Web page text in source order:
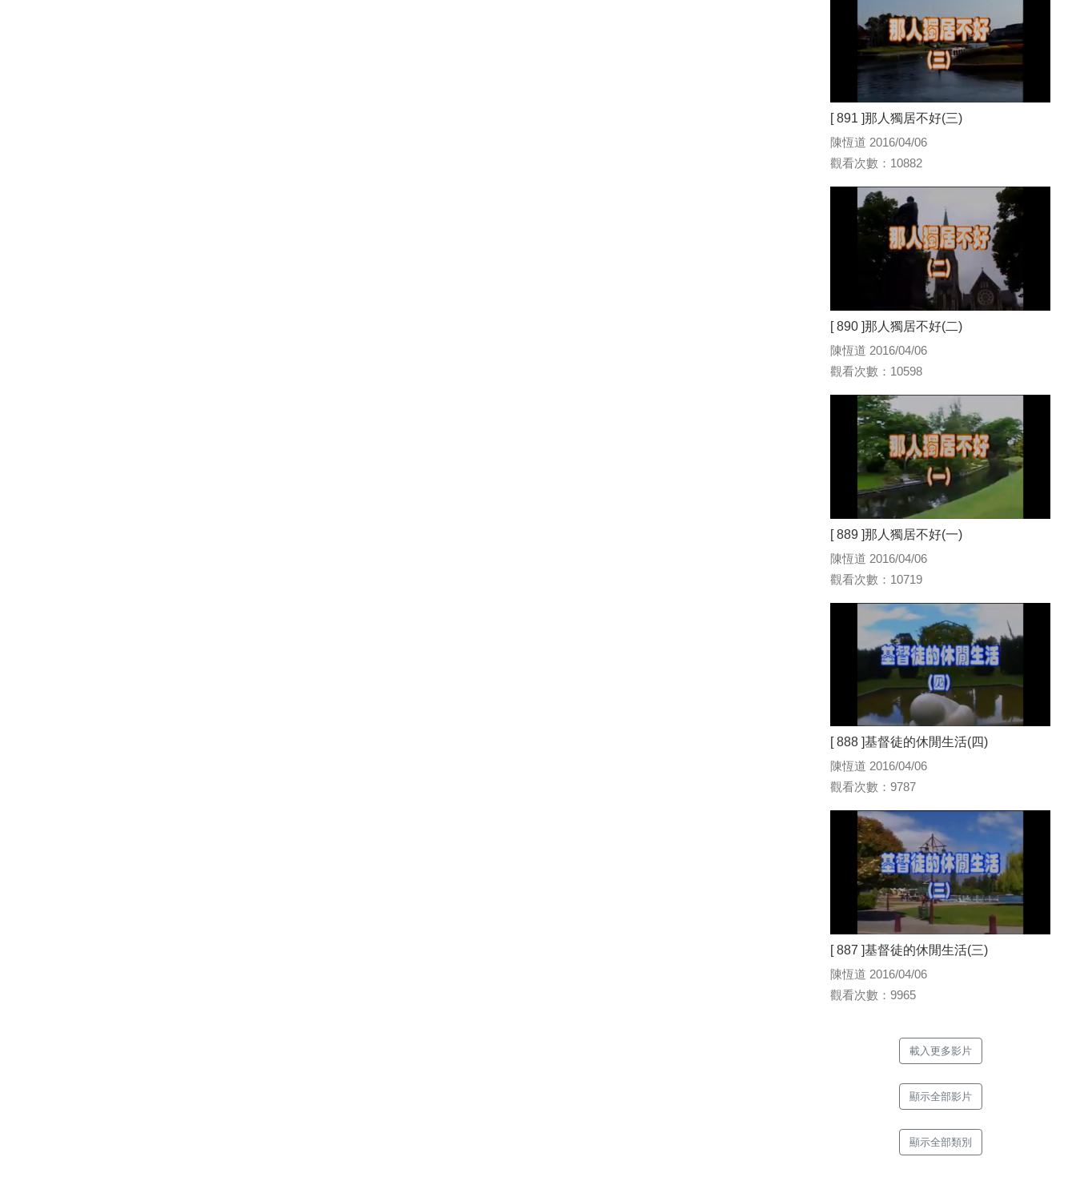
[ 891 ]那人獨居不好(三)
陳恆道 2016/04/06
觀看次數：10882
[ 890 ]那人獨居不好(二)
陳恆道 2016/04/06
觀看次數：10598
[ 889 ]那人獨居不好(一)
陳恆道 2016/04/06
觀看次數：10719
[ 888 ]基督徒的休閒生活(四)
陳恆道 2016/04/06
觀看次數：9787
[ 887 ]基督徒的休閒生活(三)
陳恆道 2016/04/06
觀看次數：9965
載入更多影片
顯示全部影片
顯示全部類別